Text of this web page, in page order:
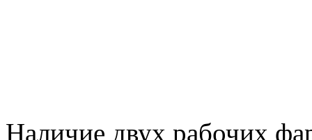
Наличие двух рабочих